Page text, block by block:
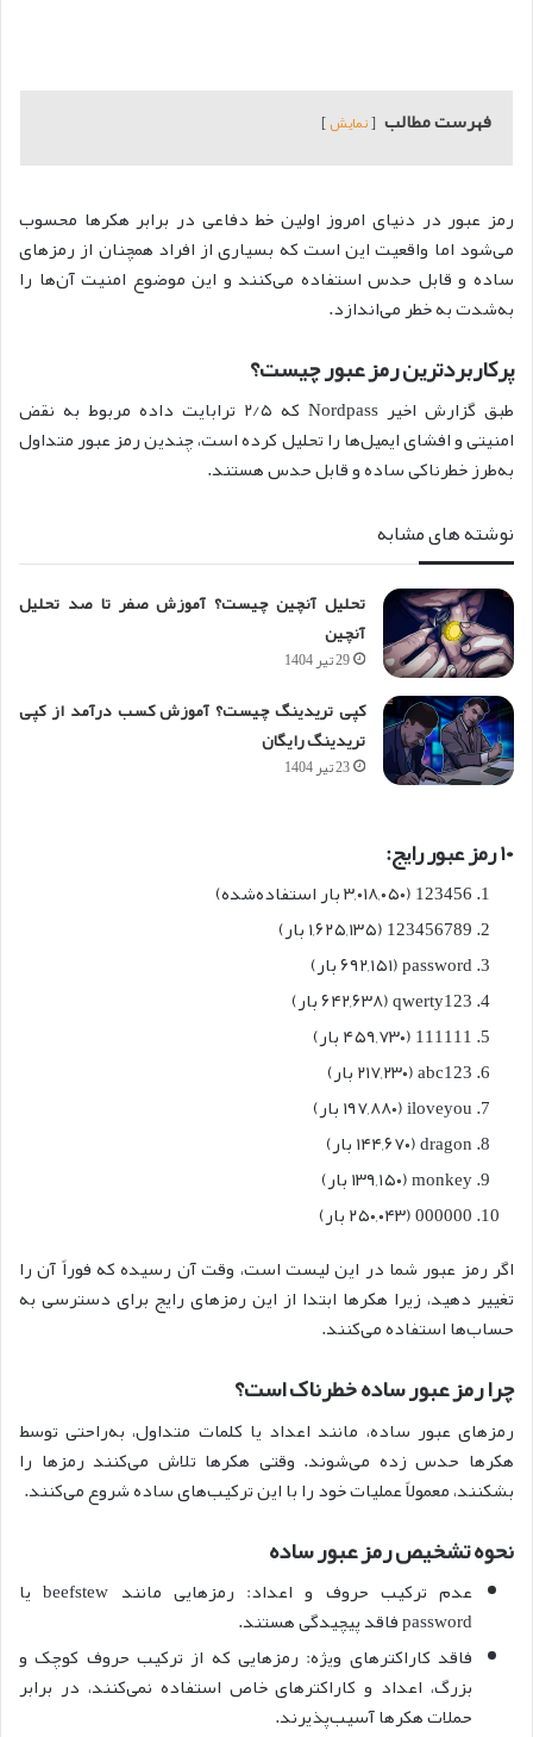
فهرست مطالب نمایش
رمز عبور در دنیای امروز اولین خط دفاعی در برابر هکرها محسوب
می‌شود اما واقعیت این است که بسیاری از افراد همچنان از رمزهای
ساده و قابل حدس استفاده می‌کنند و این موضوع امنیت آن‌ها را
به‌شدت به خطر می‌اندازد.
پرکاربردترین رمز عبور چیست؟
طبق گزارش اخیر Nordpass که ۲/۵ ترابایت داده مربوط به نقض
امنیتی و افشای ایمیل‌ها را تحلیل کرده است، چندین رمز عبور متداول
به‌طرز خطرناکی ساده و قابل حدس هستند.
نوشته های مشابه
تحلیل آنچین چیست؟ آموزش صفر تا صد تحلیل
آنچین
29 تیر 1404
کپی تریدینگ چیست؟ آموزش کسب درآمد از کپی
تریدینگ رایگان
23 تیر 1404
۱۰ رمز عبور رایج:
123456 (۳,۰۱۸,۰۵۰ بار استفاده‌شده)
123456789 (۱,۶۲۵,۱۳۵ بار)
password (۶۹۲,۱۵۱ بار)
qwerty123 (۶۴۲,۶۳۸ بار)
111111 (۴۵۹,۷۳۰ بار)
abc123 (۲۱۷,۲۳۰ بار)
iloveyou (۱۹۷,۸۸۰ بار)
dragon (۱۴۴,۶۷۰ بار)
monkey (۱۳۹,۱۵۰ بار)
000000 (۲۵۰,۰۴۳ بار)
اگر رمز عبور شما در این لیست است، وقت آن رسیده که فوراً آن را
تغییر دهید، زیرا هکرها ابتدا از این رمزهای رایج برای دسترسی به
حساب‌ها استفاده می‌کنند.
چرا رمز عبور ساده خطرناک است؟
رمزهای عبور ساده، مانند اعداد یا کلمات متداول، به‌راحتی توسط
هکرها حدس زده می‌شوند. وقتی هکرها تلاش می‌کنند رمزها را
بشکنند، معمولاً عملیات خود را با این ترکیب‌های ساده شروع می‌کنند.
نحوه تشخیص رمز عبور ساده
عدم ترکیب حروف و اعداد: رمزهایی مانند beefstew یا
password فاقد پیچیدگی هستند.
فاقد کاراکترهای ویژه: رمزهایی که از ترکیب حروف کوچک و
بزرگ، اعداد و کاراکترهای خاص استفاده نمی‌کنند، در برابر
حملات هکرها آسیب‌پذیرند.